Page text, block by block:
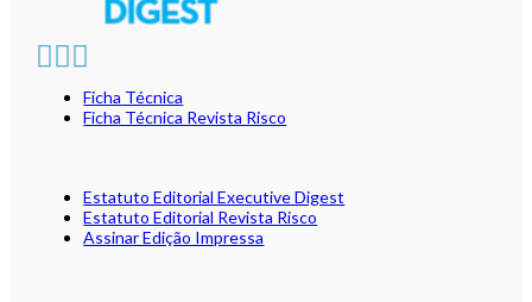
Ficha Técnica
Ficha Técnica Revista Risco
Estatuto Editorial Executive Digest
Estatuto Editorial Revista Risco
Assinar Edição Impressa